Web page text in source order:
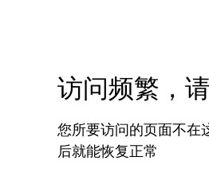
访问频繁，
您所要访问的页面不在
后就能恢复正常